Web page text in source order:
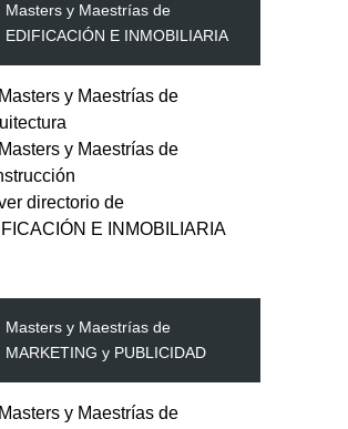
Masters y Maestrías de
EDIFICACIÓN E INMOBILIARIA
Masters y Maestrías de
Masters y Maestrías de
directorio de
E INMOBILIARIA
Masters y Maestrías de
MARKETING y PUBLICIDAD
Masters y Maestrías de